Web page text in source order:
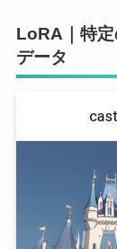
LoRA｜特
データ